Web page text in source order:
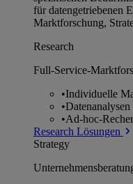
für datengetriebenen
Marktforschung,
Research
Full-Service-
•Individuelle
•Datenanalysen
•Ad-hoc-
Research Lösungen
Strategy